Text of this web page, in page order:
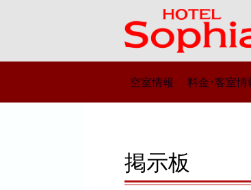
空室情報 料金･客室情
掲示板